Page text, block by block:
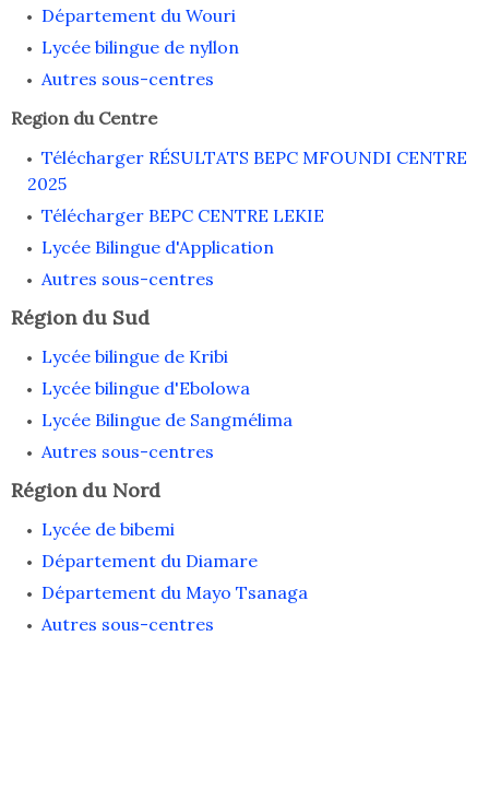
Département du Wouri
Lycée bilingue de nyllon
Autres sous-centres
Region du Centre
Télécharger RÉSULTATS BEPC MFOUNDI CENTRE
2025
Télécharger BEPC CENTRE LEKIE
Lycée Bilingue d'Application
Autres sous-centres
Région du Sud
Lycée bilingue de Kribi
Lycée bilingue d'Ebolowa
Lycée Bilingue de Sangmélima
Autres sous-centres
Région du Nord
Lycée de bibemi
Département du Diamare
Département du Mayo Tsanaga
Autres sous-centres